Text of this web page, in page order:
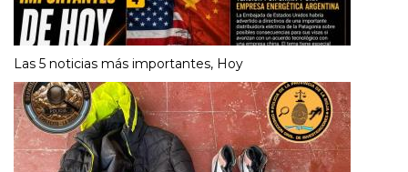
Las 5 noticias más importantes, Hoy